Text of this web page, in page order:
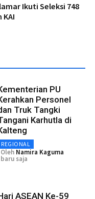
Ikuti Seleksi 748
PU
Personel
Truk Tangki
Karhutla di
REGIONAL
Oleh Namira Kaguma
baru saja
ASEAN Ke-59